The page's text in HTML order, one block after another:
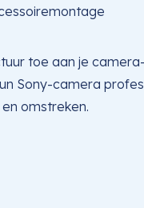
toe aan je
Sony-camera
omstreken.